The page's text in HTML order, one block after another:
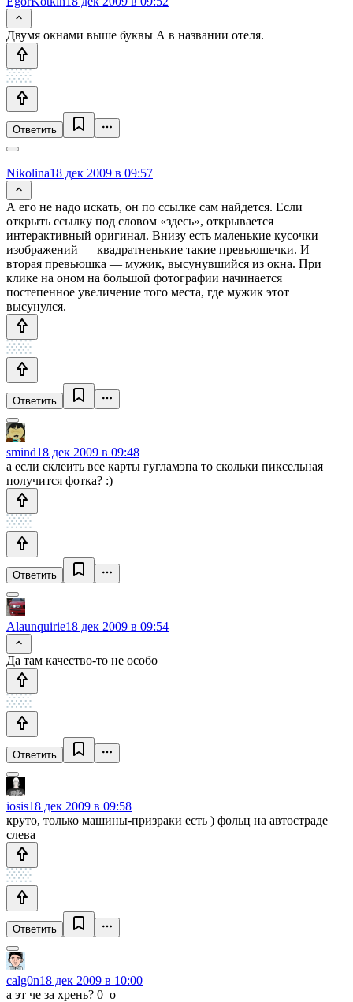
Двумя окнами выше буквы А в названии отеля.
Ответить
Nikolina18 дек 2009 в 09:57
А его не надо искать, он по ссылке сам найдется. Если
открыть ссылку под словом «здесь», открывается
интерактивный оригинал. Внизу есть маленькие кусочки
изображений — квадратненькие такие превьюшечки. И
вторая превьюшка — мужик, высунувшийся из окна. При
клике на оном на большой фотографии начинается
постепенное увеличение того места, где мужик этот
высунулся.
Ответить
smind18 дек 2009 в 09:48
а если склеить все карты гугламэпа то скольки пиксельная
получится фотка? :)
Ответить
Alaunquirie18 дек 2009 в 09:54
Да там качество-то не особо
Ответить
iosis18 дек 2009 в 09:58
круто, только машины-призраки есть ) фольц на автостраде
слева
Ответить
calg0n18 дек 2009 в 10:00
а эт че за хрень? 0_о